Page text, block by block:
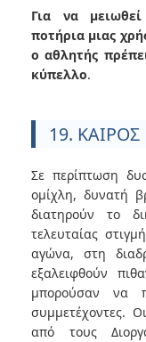
Για να
ποτήρια μιας
ο αθλητής
κύπελλο.
19. ΚΑΙΡΟΣ
Σε περίπτωση
ομίχλη, δυνατή
διατηρούν το
τελευταίας
αγώνα, στη
εξαλειφθούν
μπορούσαν να
συμμετέχοντες.
από τους